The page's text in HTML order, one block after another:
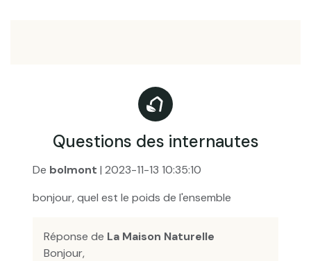
Questions des internautes
De bolmont | 2023-11-13 10:35:10
bonjour, quel est le poids de l'ensemble
Réponse de La Maison Naturelle
Bonjour,